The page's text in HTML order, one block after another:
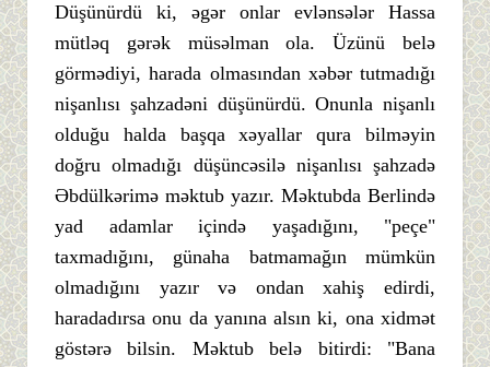
Düşünürdü ki, əgər onlar evlənsələr Hassa
mütləq gərək müsəlman ola. Üzünü belə
görmədiyi, harada olmasından xəbər tutmadığı
nişanlısı şahzadəni düşünürdü. Onunla nişanlı
olduğu halda başqa xəyallar qura bilməyin
doğru olmadığı düşüncəsilə nişanlısı şahzadə
Əbdülkərimə məktub yazır. Məktubda Berlində
yad adamlar içində yaşadığını, "peçe"
taxmadığını, günaha batmamağın mümkün
olmadığını yazır və ondan xahiş edirdi,
haradadırsa onu da yanına alsın ki, ona xidmət
göstərə bilsin. Məktub belə bitirdi: "Bana